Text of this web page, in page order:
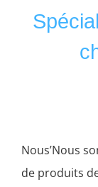
Nous’Nous
de produits